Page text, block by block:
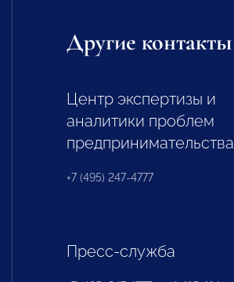
Другие контакты
Центр экспертизы и
аналитики проблем
предпринимательства
+7 (495) 247-4777
Пресс-служба